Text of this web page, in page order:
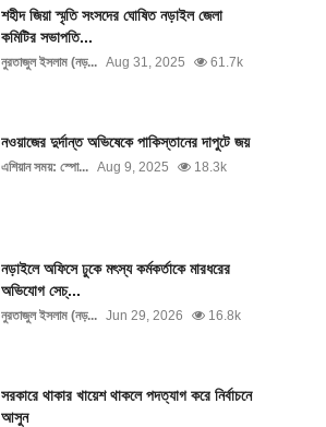
শহীদ জিয়া স্মৃতি সংসদের ঘোষিত নড়াইল জেলা
কমিটির সভাপতি...
নুরতাজুল ইসলাম (নড়... Aug 31, 2025 61.7k
নওয়াজের দুর্দান্ত অভিষেকে পাকিস্তানের দাপুটে জয়
এশিয়ান সময়: স্পো... Aug 9, 2025 18.3k
নড়াইলে অফিসে ঢুকে মৎস্য কর্মকর্তাকে মারধরের
অভিযোগ সেচ্...
নুরতাজুল ইসলাম (নড়... Jun 29, 2026 16.8k
সরকারে থাকার খায়েশ থাকলে পদত্যাগ করে নির্বাচনে
আসুন